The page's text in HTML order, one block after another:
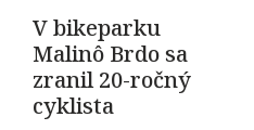
V bikeparku
Malinô Brdo sa
zranil 20-ročný
cyklista